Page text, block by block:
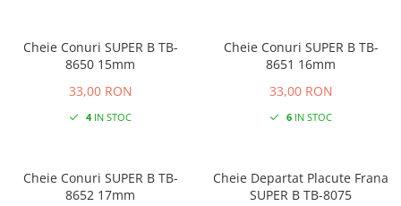
Cheie Conuri SUPER B TB-
8650 15mm
33,00 RON
4IN STOC
Cheie Conuri SUPER B TB-
8651 16mm
33,00 RON
6IN STOC
Cheie Conuri SUPER B TB-
8652 17mm
Cheie Departat Placute Frana
SUPER B TB-8075